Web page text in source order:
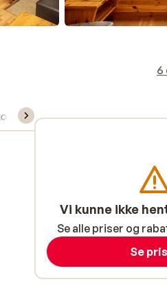
6
skileje/undervisning
Vi kunne ikke
Se alle priser og
Se